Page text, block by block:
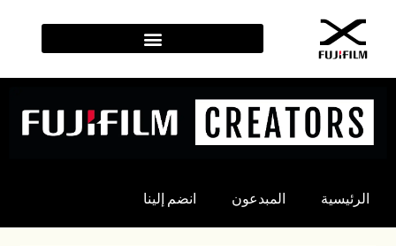
الرئيسية المبدعون انضم إلينا